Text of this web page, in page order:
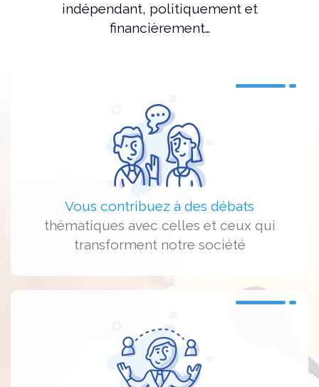
indépendant, politiquement et
financièrement…
Vous contribuez à des débats
thématiques avec celles et ceux qui
transforment notre société